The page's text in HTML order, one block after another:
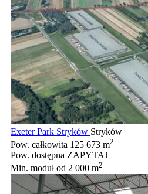
Exeter Park Stryków Stryków
Pow. całkowita 125 673 m2
Pow. dostępna ZAPYTAJ
Min. modułod 2 000 m2